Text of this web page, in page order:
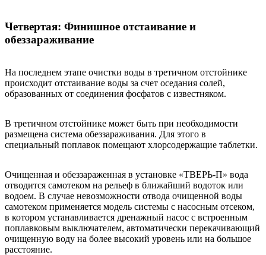
Четвертая: Финишное отстаивание и
обеззараживание
На последнем этапе очистки воды в третичном отстойнике
происходит отстаивание воды за счет оседания солей,
образованных от соединения фосфатов с известняком.
В третичном отстойнике может быть при необходимости
размещена система обеззараживания. Для этого в
специальный поплавок помещают хлорсодержащие таблетки.
Очищенная и обеззараженная в установке «ТВЕРЬ-П» вода
отводится самотеком на рельеф в ближайший водоток или
водоем. В случае невозможности отвода очищенной воды
самотеком применяется модель системы с насосным отсеком,
в котором устанавливается дренажный насос с встроенным
поплавковым выключателем, автоматически перекачивающий
очищенную воду на более высокий уровень или на большое
расстояние.